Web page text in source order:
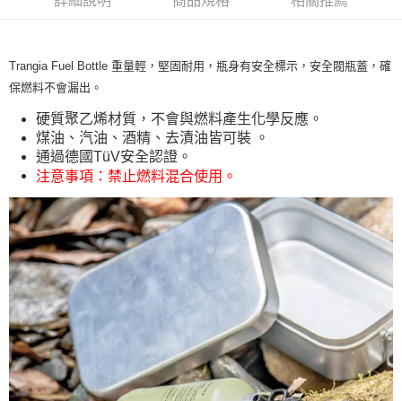
7-11取貨付款
付款後7-11取貨
每筆NT$60，滿NT$490(含以上)免運費
宅配
每筆NT$80，滿NT$490(含以上)免運費
離島宅配
每筆NT$80，滿NT$490(含以上)免運費
付款後門市自取
免運費
Trangia Fuel Bottle 重量輕，堅固耐用，瓶身有安全標示，安全閥瓶蓋，確
保燃料不會漏出。
硬質聚乙烯材質，不會與燃料產生化學反應。
煤油、汽油、酒精、去漬油皆可裝 。
通過德國TüV安全認證。
注意事項：禁止燃料混合使用。